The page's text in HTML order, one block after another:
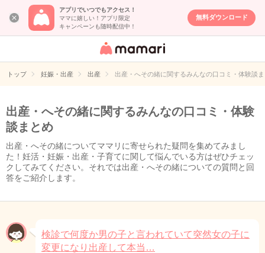
アプリでいつでもアクセス！
ママに嬉しい！アプリ限定
キャンペーンも随時配信中！
無料ダウンロード
女性専用匿名QA
イト
トップ 妊娠・出産 出産 出産・へその緒に関するみんなの口コミ・体験談
出産・へその緒に関するみんなの口コミ・体験
談まとめ
出産・へその緒についてママリに寄せられた疑問を集めてみまし
た！妊活・妊娠・出産・子育てに関して悩んでいる方はぜひチェッ
クしてみてください。それでは出産・へその緒についての質問と回
答をご紹介します。
検診で何度か男の子と言われていて突然女の子に
変更になり出産して本当…